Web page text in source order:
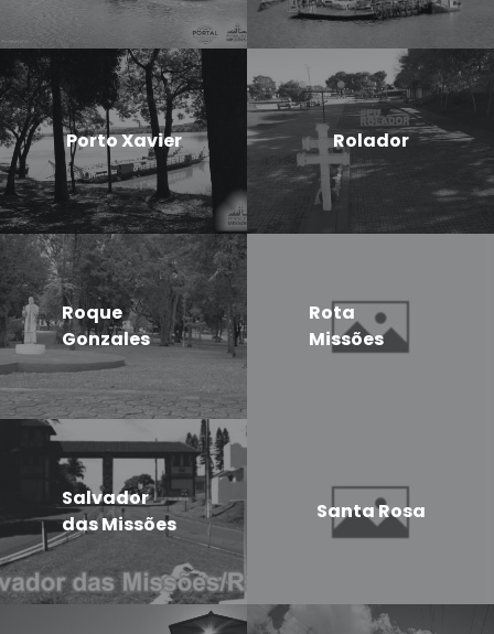
Porto Xavier Rolador
Roque
Gonzales
Rota
Missões
Salvador
das Missões
Santa Rosa